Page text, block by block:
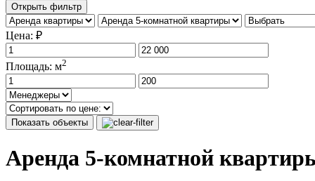
Открыть фильтр
Цена: ₽
Площадь: м2
Показать объекты
Аренда 5-комнатной